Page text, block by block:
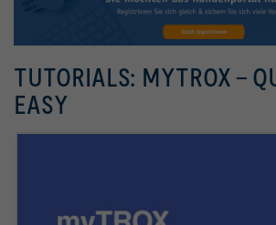
TUTORIALS: MYTROX -
EASY